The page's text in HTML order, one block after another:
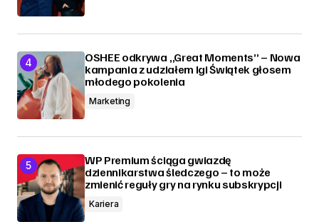
OSHEE odkrywa „Great Moments” – Nowa
kampania z udziałem Igi Świątek głosem
młodego pokolenia
Marketing
WP Premium ściąga gwiazdę
dziennikarstwa śledczego – to może
zmienić reguły gry na rynku subskrypcji
Kariera